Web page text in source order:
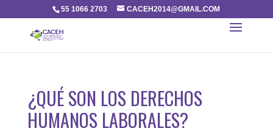
55 1066 2703 CACEH2014@GMAIL.COM
¿QUÉ SON LOS DERECHOS
HUMANOS LABORALES?